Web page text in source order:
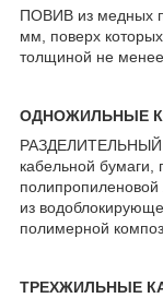
ПОВИВ из медных
мм, поверх
толщиной не
ОДНОЖИЛЬНЫЕ
РАЗДЕЛИТЕЛЬНЫЙ
кабельной бумаги,
из
полимерной
ТРЕХЖИЛЬНЫЕ